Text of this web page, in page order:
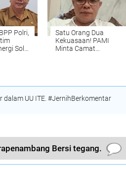
Polri,
Solid
Satu Orang Dua
Kekuasaan! PAMI
Minta Camat
UU ITE. #JernihBerkomentar
Bersi tegang.